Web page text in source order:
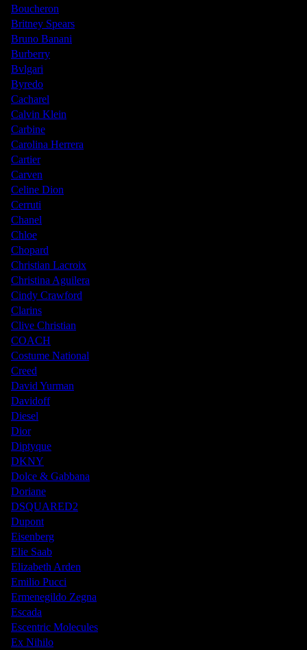
Boucheron
Britney Spears
Bruno Banani
Burberry
Bvlgari
Byredo
Cacharel
Calvin Klein
Carbine
Carolina Herrera
Cartier
Carven
Celine Dion
Cerruti
Chanel
Chloe
Chopard
Christian Lacroix
Christina Aguilera
Cindy Crawford
Clarins
Clive Christian
COACH
Costume National
Creed
David Yurman
Davidoff
Diesel
Dior
Diptyque
DKNY
Dolce & Gabbana
Doriane
DSQUARED2
Dupont
Eisenberg
Elie Saab
Elizabeth Arden
Emilio Pucci
Ermenegildo Zegna
Escada
Escentric Molecules
Ex Nihilo